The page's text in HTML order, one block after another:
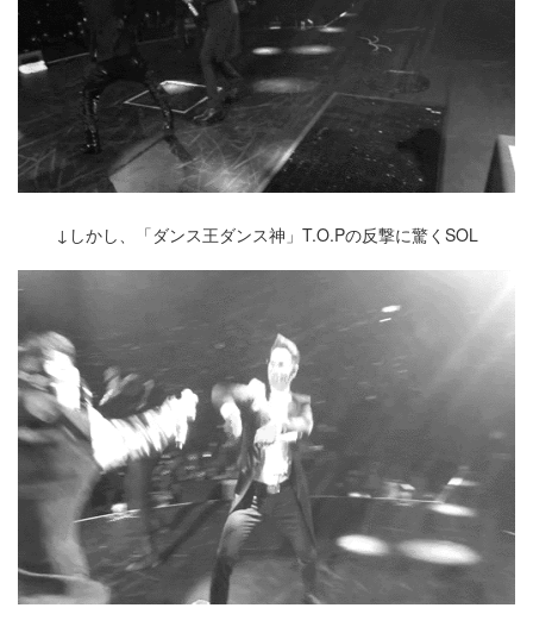
↓しかし、「ダンス王ダンス神」T.O.Pの反撃に驚くSOL